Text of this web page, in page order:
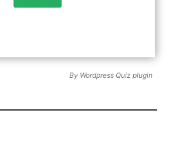
By Wordpress Quiz plugin